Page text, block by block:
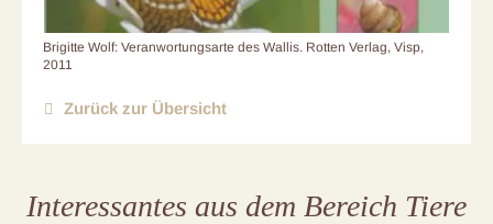
Brigitte Wolf: Veranwortungsarte des Wallis. Rotten Verlag, Visp,
2011
Zurück zur Übersicht
Interessantes aus dem Bereich Tiere